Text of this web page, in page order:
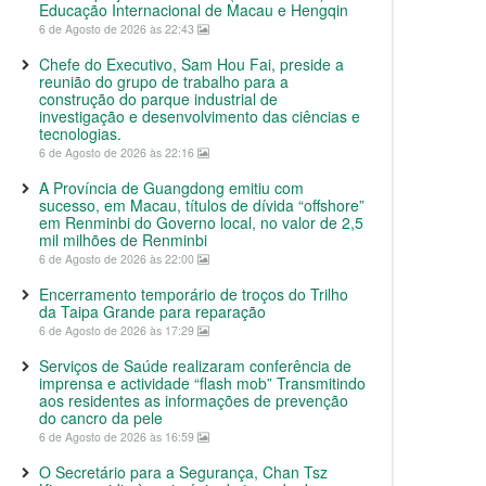
Educação Internacional de Macau e Hengqin
6 de Agosto de 2026 às 22:43
Chefe do Executivo, Sam Hou Fai, preside a
reunião do grupo de trabalho para a
construção do parque industrial de
investigação e desenvolvimento das ciências e
tecnologias.
6 de Agosto de 2026 às 22:16
A Província de Guangdong emitiu com
sucesso, em Macau, títulos de dívida “offshore”
em Renminbi do Governo local, no valor de 2,5
mil milhões de Renminbi
6 de Agosto de 2026 às 22:00
Encerramento temporário de troços do Trilho
da Taipa Grande para reparação
6 de Agosto de 2026 às 17:29
Serviços de Saúde realizaram conferência de
imprensa e actividade “flash mob” Transmitindo
aos residentes as informações de prevenção
do cancro da pele
6 de Agosto de 2026 às 16:59
O Secretário para a Segurança, Chan Tsz